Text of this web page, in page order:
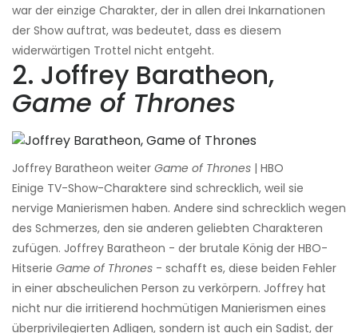
war der einzige Charakter, der in allen drei Inkarnationen
der Show auftrat, was bedeutet, dass es diesem
widerwärtigen Trottel nicht entgeht.
2. Joffrey Baratheon,
Game of Thrones
Joffrey Baratheon weiter Game of Thrones | HBO
Einige TV-Show-Charaktere sind schrecklich, weil sie
nervige Manierismen haben. Andere sind schrecklich wegen
des Schmerzes, den sie anderen geliebten Charakteren
zufügen. Joffrey Baratheon - der brutale König der HBO-
Hitserie Game of Thrones - schafft es, diese beiden Fehler
in einer abscheulichen Person zu verkörpern. Joffrey hat
nicht nur die irritierend hochmütigen Manierismen eines
überprivilegierten Adligen, sondern ist auch ein Sadist, der